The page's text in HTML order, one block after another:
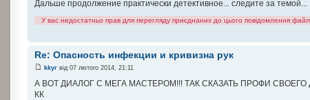
Дальше продолжение практически детективное... следите за темой...
У вас недостатньо прав для перегляду приєднаних до цього повідомлення
Re: Опасность инфекции и кривизна рук
kkyr від 07 лютого 2014, 21:11
А ВОТ ДИАЛОГ С МЕГА МАСТЕРОМ!!! ТАК СКАЗАТЬ ПРОФИ СВОЕГО
КК